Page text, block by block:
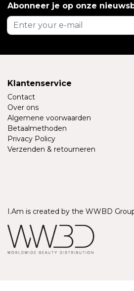
Abonneer je op onze
Klantenservice
Contact
Over ons
Algemene voorwaarden
Betaalmethoden
Privacy Policy
Verzenden & retourneren
I.Am is created by the WWBD